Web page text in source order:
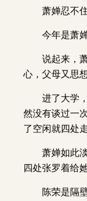
萧婵忍不
今年是萧
说起来，
心，父母又思
进了大学
然没有谈过一
了空闲就四处走
萧婵如此
四处张罗着给
陈荣是隔